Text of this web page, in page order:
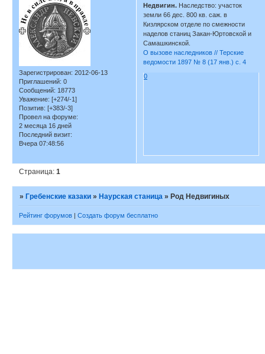
Зарегистрирован: 2012-06-13
Приглашений: 0
Сообщений: 18773
Уважение: [+274/-1]
Позитив: [+383/-3]
Провел на форуме:
2 месяца 16 дней
Последний визит:
Вчера 07:48:56
Недвигин. Наследство: участок
земли 66 дес. 800 кв. саж. в
Кизлярском отделе по смежности
наделов станиц Закан-Юртовской и
Самашкинской.
О вызове наследников // Терские
ведомости 1897 № 8 (17 янв.) с. 4
0
Страница:1
» Гребенские казаки » Наурская станица » Род Недвигиных
Рейтинг форумов | Создать форум бесплатно